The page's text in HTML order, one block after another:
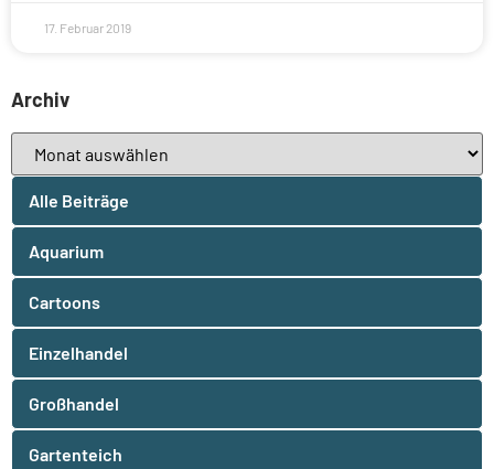
17. Februar 2019
Archiv
Alle Beiträge
Aquarium
Cartoons
Einzelhandel
Großhandel
Gartenteich